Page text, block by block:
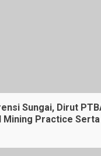
Sungai, Dirut
Mining Practice Serta